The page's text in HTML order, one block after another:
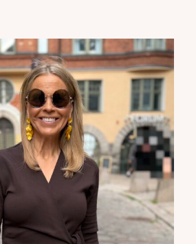
ajattomasta tyylistä sekä uusista
— arkeen ja juhlaan. Uutiset,
saapuvat suoraan sähköpostiisi!
Tilaa tyylikirje